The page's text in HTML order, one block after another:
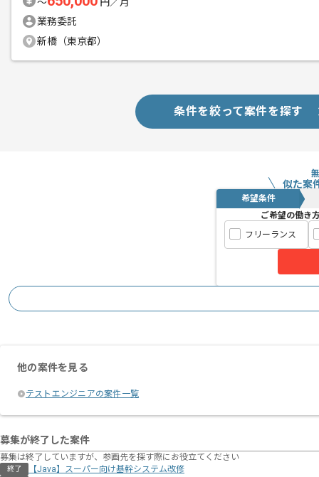
業務委託
新橋（東京都）
条件を絞って案件を探す
似た案
希望条件
ご希望の働き
フリーランス
他の案件を見る
テストエンジニアの案件一覧
募集が終了した案件
募集は終了していますが、参画先を探す際にお役立てください
終了 【Java】スーパー向け基幹システム改修